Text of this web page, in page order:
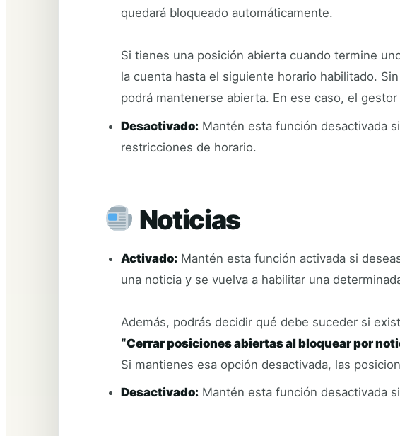
quedará bloqueado automáticamente.
Si tienes una posición abierta cuando termine
la cuenta hasta el siguiente horario habilitado.
podrá mantenerse abierta. En ese caso, el
Desactivado: Mantén esta función desactivada
restricciones de horario.
Noticias
Activado: Mantén esta función activada si
una noticia y se vuelva a habilitar una
Además, podrás decidir qué debe suceder si
“Cerrar posiciones abiertas al bloquear por
Si mantienes esa opción desactivada, las
Desactivado: Mantén esta función desactivada